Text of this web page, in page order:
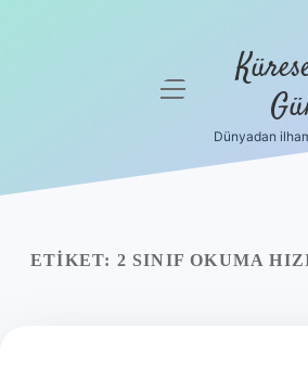
menüyü
Dünyadan
ETIKET: 2 SINIF OKUMA